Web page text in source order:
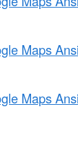
Maps
Maps